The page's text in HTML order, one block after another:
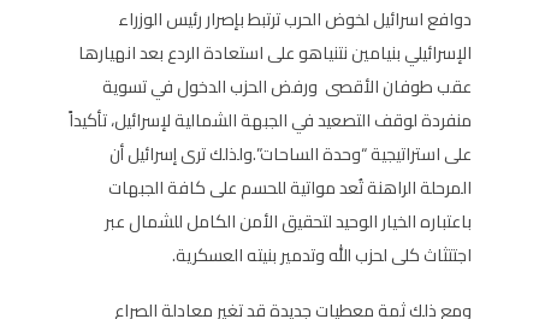
دوافع اسرائيل لخوض الحرب ترتبط بإصرار رئيس الوزراء
الإسرائيلي بنيامين نتنياهو على استعادة الردع بعد انهيارها
عقب طوفان الأقصى ورفض الحزب الدخول في تسوية
منفردة لوقف التصعيد في الجبهة الشمالية لإسرائيل، تأكيداً
على استراتيجية “وحدة الساحات”.ولذلك ترى إسرائيل أن
المرحلة الراهنة تُعد مواتية للحسم على كافة الجبهات
باعتباره الخيار الوحيد لتحقيق الأمن الكامل للشمال عبر
اجتتثاث كلى لحزب الله وتدمير بنيته العسكرية.
ومع ذلك ثمة معطيات جديدة قد تغير معادلة الصراع